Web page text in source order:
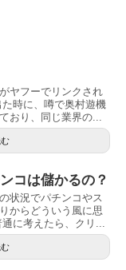
ヤフーでリンクされ
時に、噂で奥村遊機
おり、同じ業界の...
コは儲かるの？
状況でパチンコやス
からどういう風に思
に考えたら、クリ...